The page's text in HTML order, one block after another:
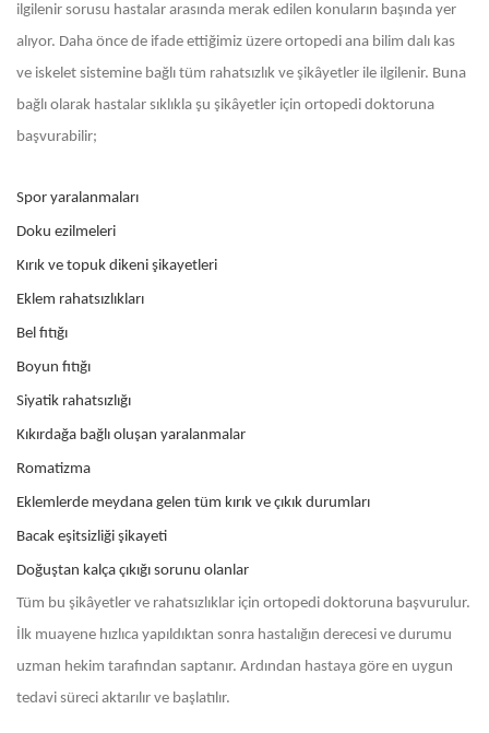
ilgilenir sorusu hastalar arasında merak edilen konuların başında yer
alıyor. Daha önce de ifade ettiğimiz üzere ortopedi ana bilim dalı kas
ve iskelet sistemine bağlı tüm rahatsızlık ve şikâyetler ile ilgilenir. Buna
bağlı olarak hastalar sıklıkla şu şikâyetler için ortopedi doktoruna
başvurabilir;
Spor yaralanmaları
Doku ezilmeleri
Kırık ve topuk dikeni şikayetleri
Eklem rahatsızlıkları
Bel fıtığı
Boyun fıtığı
Siyatik rahatsızlığı
Kıkırdağa bağlı oluşan yaralanmalar
Romatizma
Eklemlerde meydana gelen tüm kırık ve çıkık durumları
Bacak eşitsizliği şikayeti
Doğuştan kalça çıkığı sorunu olanlar
Tüm bu şikâyetler ve rahatsızlıklar için ortopedi doktoruna başvurulur.
İlk muayene hızlıca yapıldıktan sonra hastalığın derecesi ve durumu
uzman hekim tarafından saptanır. Ardından hastaya göre en uygun
tedavi süreci aktarılır ve başlatılır.